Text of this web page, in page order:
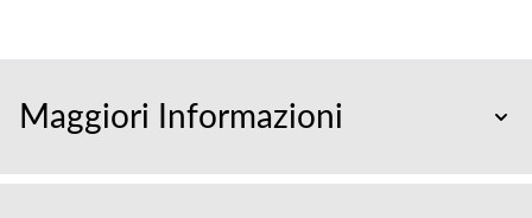
Maggiori Informazioni